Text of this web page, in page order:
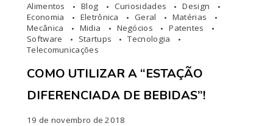
Alimentos Blog Curiosidades
Design
Economia
Eletrônica Geral
Matérias
Mecânica
Midia Negócios
Patentes
Software
Startups
Tecnologia
Telecomunicações
COMO UTILIZAR A “ESTAÇÃO
DIFERENCIADA DE BEBIDAS”!
19 de novembro de 2018